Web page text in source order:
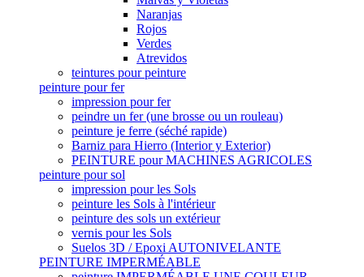
Naranjas
Rojos
Verdes
Atrevidos
teintures pour peinture
peinture pour fer
impression pour fer
peindre un fer (une brosse ou un rouleau)
peinture je ferre (séché rapide)
Barniz para Hierro (Interior y Exterior)
PEINTURE pour MACHINES AGRICOLES
peinture pour sol
impression pour les Sols
peinture les Sols à l'intérieur
peinture des sols un extérieur
vernis pour les Sols
Suelos 3D / Epoxi AUTONIVELANTE
PEINTURE IMPERMÉABLE